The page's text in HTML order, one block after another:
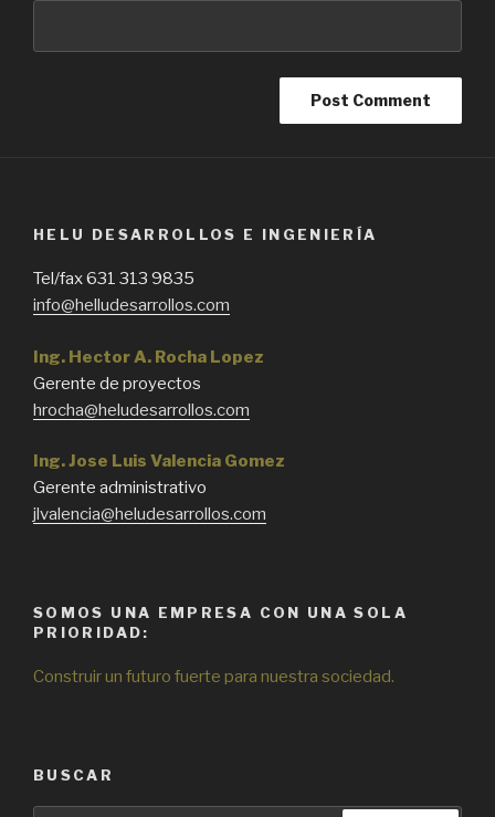
HELU DESARROLLOS E INGENIERÍA
Tel/fax 631 313 9835
info@helludesarrollos.com
Ing. Hector A. Rocha Lopez
Gerente de proyectos
hrocha@heludesarrollos.com
Ing. Jose Luis Valencia Gomez
Gerente administrativo
jlvalencia@heludesarrollos.com
SOMOS UNA EMPRESA CON UNA SOLA
PRIORIDAD:
Construir un futuro fuerte para nuestra sociedad.
BUSCAR